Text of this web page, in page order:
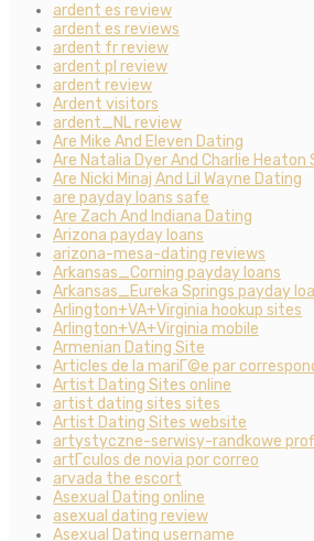
ardent es review
ardent es reviews
ardent fr review
ardent pl review
ardent review
Ardent visitors
ardent_NL review
Are Mike And Eleven Dating
Are Natalia Dyer And Charlie Heaton
Are Nicki Minaj And Lil Wayne Dating
are payday loans safe
Are Zach And Indiana Dating
Arizona payday loans
arizona-mesa-dating reviews
Arkansas_Corning payday loans
Arkansas_Eureka Springs payday
Arlington+VA+Virginia hookup sites
Arlington+VA+Virginia mobile
Armenian Dating Site
Articles de la mariГ©e par
Artist Dating Sites online
artist dating sites sites
Artist Dating Sites website
artystyczne-serwisy-randkowe
artГ­culos de novia por correo
arvada the escort
Asexual Dating online
asexual dating review
Asexual Dating username